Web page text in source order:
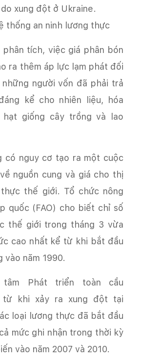
xung đột ở Ukraine.
thống an ninh lương thực
phân tích, việc giá phân bón
ra thêm áp lực lạm phát đối
người vốn đã phải trả
kể cho nhiên liệu, hóa
giống cây trồng và lao
có nguy cơ tạo ra một cuộc
nguồn cung và giá cho thị
thế giới. Tổ chức nông
quốc (FAO) cho biết chỉ số
thế giới trong tháng 3 vừa
cao nhất kể từ khi bắt đầu
vào năm 1990.
tâm Phát triển toàn cầu
từ khi xảy ra xung đột tại
loại lương thực đã bắt đầu
mức ghi nhận trong thời kỳ
vào năm 2007 và 2010.